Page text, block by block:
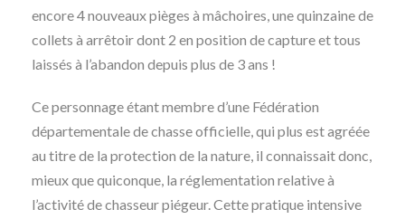
encore 4 nouveaux pièges à mâchoires, une quinzaine de
collets à arrêtoir dont 2 en position de capture et tous
laissés à l’abandon depuis plus de 3 ans !
Ce personnage étant membre d’une Fédération
départementale de chasse officielle, qui plus est agréée
au titre de la protection de la nature, il connaissait donc,
mieux que quiconque, la réglementation relative à
l’activité de chasseur piégeur. Cette pratique intensive